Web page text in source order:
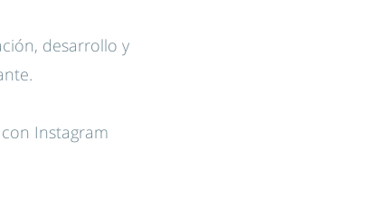
desarrollo y
Instagram